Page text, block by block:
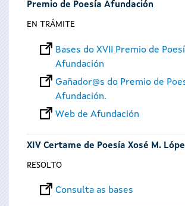
Premio de Poesía Afundación
EN TRÁMITE
Bases do XVII Premio de
Afundación
Gañador@s do Premio de
Afundación.
Web de Afundación
XIV Certame de Poesía Xosé M.
RESOLTO
Consulta as bases